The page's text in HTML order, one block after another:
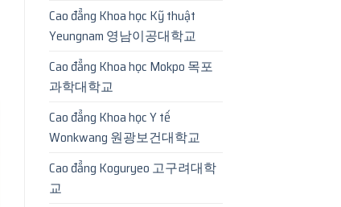
Cao đẳng Khoa học Kỹ thuật
Yeungnam 영남이공대학교
Cao đẳng Khoa học Mokpo 목포
과학대학교
Cao đẳng Khoa học Y tế
Wonkwang 원광보건대학교
Cao đẳng Koguryeo 고구려대학
교